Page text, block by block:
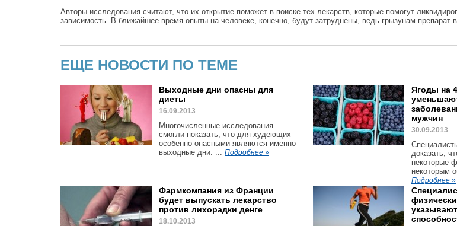
Авторы исследования считают, что их открытие поможет в поиске тех лекарств, которые помогут
зависимость. В ближайшее время опыты на человеке, конечно, будут затруднены, ведь грызунам препарат
ЕЩЕ НОВОСТИ ПО ТЕМЕ
Выходные дни опасны для
диеты
16.09.2013
Многочисленные исследования
смогли показать, что для худеющих
особенно опасными являются именно
выходные дни. ... Подробнее »
Ягоды на
мужчин
30.09.2013
доказать,
некоторые
некоторым
Подробнее »
Фармкомпания из Франции
будет выпускать лекарство
против лихорадки денге
18.10.2013